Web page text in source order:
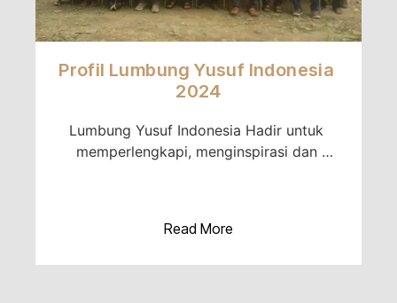
Profil Lumbung Yusuf Indonesia
2024
Lumbung Yusuf Indonesia Hadir untuk
memperlengkapi, menginspirasi dan
Read More